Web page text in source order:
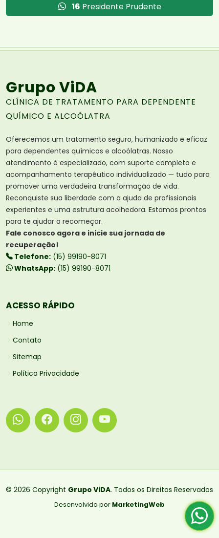
16 Presidente Prudente
Grupo ViDA
CLÍNICA DE TRATAMENTO PARA DEPENDENTE
QUÍMICO E ALCOÓLATRA
Oferecemos um tratamento seguro, humanizado e eficaz
para dependentes químicos e alcoólatras. Nosso
atendimento é especializado, com suporte completo e
acompanhamento terapêutico individualizado — tudo para
promover uma verdadeira transformação de vida.
Reconquiste sua liberdade com a ajuda de profissionais
experientes e uma estrutura acolhedora. Estamos prontos
para te ajudar a recomeçar.
Fale conosco agora e inicie sua jornada de
recuperação!
Telefone: (15) 99190-8071
WhatsApp: (15) 99190-8071
ACESSO RÁPIDO
Home
Contato
Sitemap
Política Privacidade
© 2026 Copyright Grupo ViDA. Todos os Direitos Reservados
Desenvolvido por MarketingWeb